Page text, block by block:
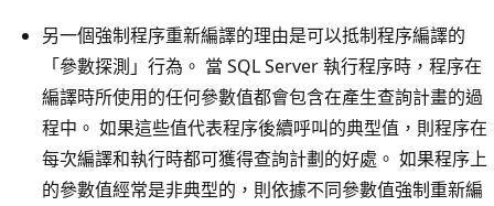
另一個強制程序重新編譯的理由是可以抵制程序編譯的
「參數探測」行為。 當 SQL Server 執行程序時，程序在
編譯時所使用的任何參數值都會包含在產生查詢計畫的過
程中。 如果這些值代表程序後續呼叫的典型值，則程序在
每次編譯和執行時都可獲得查詢計劃的好處。 如果程序上
的參數值經常是非典型的，則依據不同參數值強制重新編